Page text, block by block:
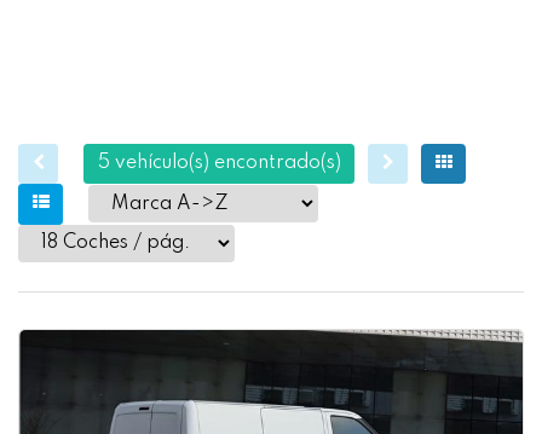
5 vehículo(s) encontrado(s)